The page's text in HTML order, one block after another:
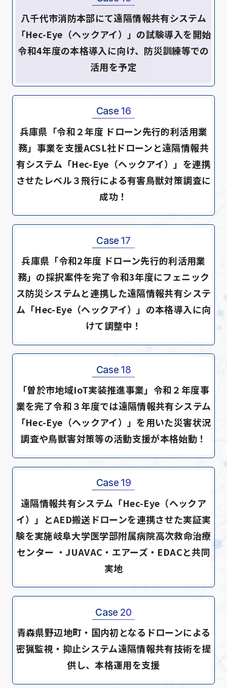
八千代市消防本部にて遠隔情報共有システム
「Hec-Eye（ヘックアイ）」の試験導入を開始
令和4年度の本格導入に向け、防災訓練等での
活用を予定
Case 16
兵庫県「令和２年度 ドローン先行的利活用業
務」事業を支援ACSL社ドローンと遠隔情報共
有システム「Hec-Eye（ヘックアイ）」を連携
させたレベル３飛行による有害鳥獣対策調査に
成功！
Case 17
兵庫県「令和2年度 ドローン先行的利活用業
務」の採択案件を完了令和3年度にフェニック
ス防災システムと連携した遠隔情報共有システ
ム「Hec-Eye（ヘックアイ）」の本格導入に向
けて調整中！
Case 18
「曽於市地域IoT実装推進事業」令和２年度事
業を完了令和３年度では遠隔情報共有システム
「Hec-Eye（ヘックアイ）」を用いた災害状況
調査や鳥獣害対策等の活動支援が本格始動！
Case 19
遠隔情報共有システム「Hec-Eye（ヘックア
イ）」とAED搬送ドローンを連携させた実証実
験を実施岐阜大学医学部附属病院高次救命治療
センター ・JUAVAC・エアーズ・EDACと共同
実地
Case 20
青森県野辺地町・国内初となるドローンによる
密猟監視・抑止システム遠隔情報共有技術を提
供し、本格運用を支援